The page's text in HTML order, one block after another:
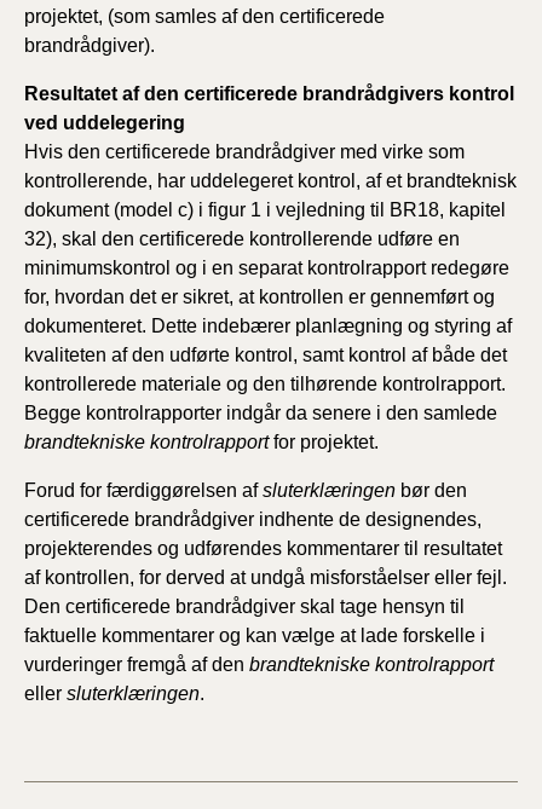
projektet, (som samles af den certificerede
brandrådgiver).
Resultatet af den certificerede brandrådgivers kontrol
ved uddelegering
Hvis den certificerede brandrådgiver med virke som
kontrollerende, har uddelegeret kontrol, af et brandteknisk
dokument (model c) i figur 1 i vejledning til BR18, kapitel
32), skal den certificerede kontrollerende udføre en
minimumskontrol og i en separat kontrolrapport redegøre
for, hvordan det er sikret, at kontrollen er gennemført og
dokumenteret. Dette indebærer planlægning og styring af
kvaliteten af den udførte kontrol, samt kontrol af både det
kontrollerede materiale og den tilhørende kontrolrapport.
Begge kontrolrapporter indgår da senere i den samlede
brandtekniske kontrolrapportfor projektet.
Forud for færdiggørelsen afsluterklæringen bør den
certificerede brandrådgiver indhente de designendes,
projekterendes og udførendes kommentarer til resultatet
af kontrollen, for derved at undgå misforståelser eller fejl.
Den certificerede brandrådgiver skal tage hensyn til
faktuelle kommentarer og kan vælge at lade forskelle i
vurderinger fremgå af den brandtekniske kontrolrapport
eller sluterklæringen.